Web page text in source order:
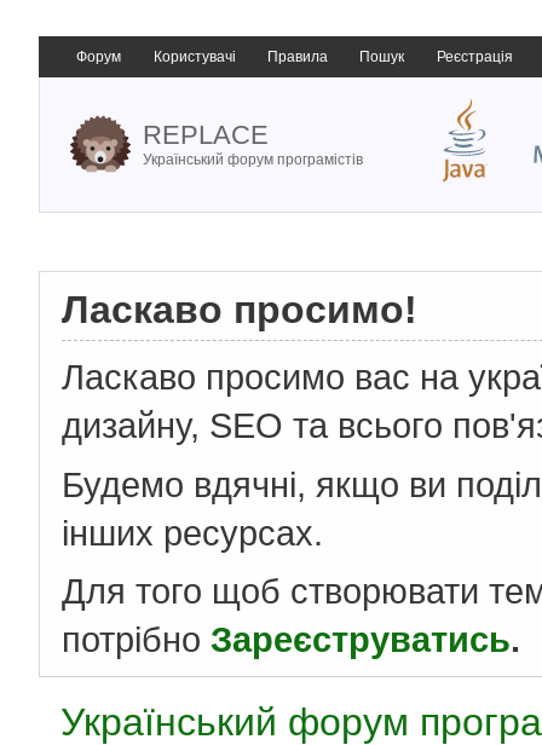
Форум Користувачі Правила Пошук Реєстрація
REPLACE
Український форум програмістів
Ласкаво просимо!
Ласкаво просимо вас на
дизайну, SEO та всього
Будемо вдячні, якщо ви
інших ресурсах.
Для того щоб створювати
потрібно Зареєструватись.
Український форум